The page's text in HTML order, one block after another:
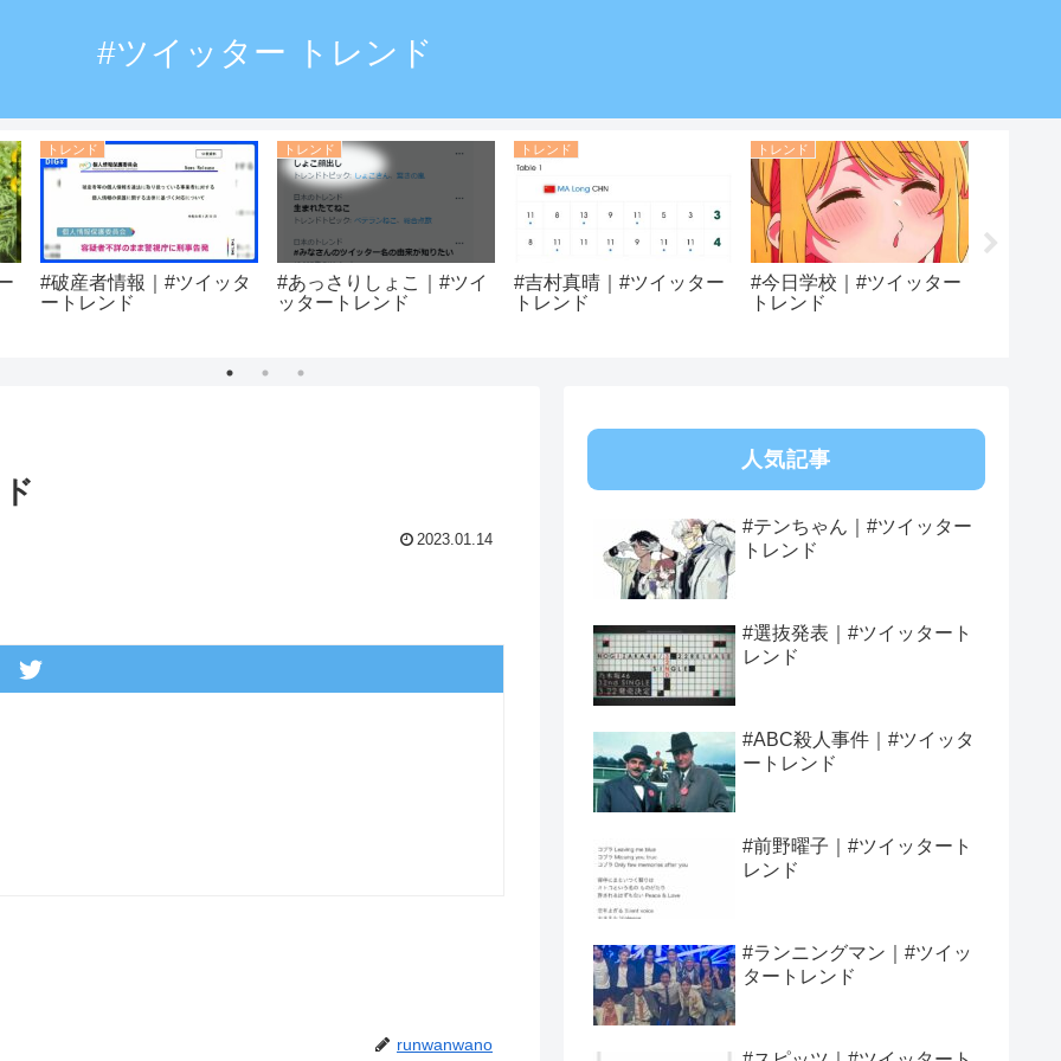
#ツイッター トレンド
トレンド
#破産者情報｜#ツイッタ
ートレンド
トレンド
#あっさりしょこ｜#ツイ
ッタートレンド
トレンド
#吉村真晴｜#ツイッター
トレンド
トレンド
#今日学校｜#ツイッター
トレンド
2023.01.14
runwanwano
人気記事
#テンちゃん｜#ツイッター
トレンド
#選抜発表｜#ツイッタート
レンド
#ABC殺人事件｜#ツイッタ
ートレンド
#前野曜子｜#ツイッタート
レンド
#ランニングマン｜#ツイッ
タートレンド